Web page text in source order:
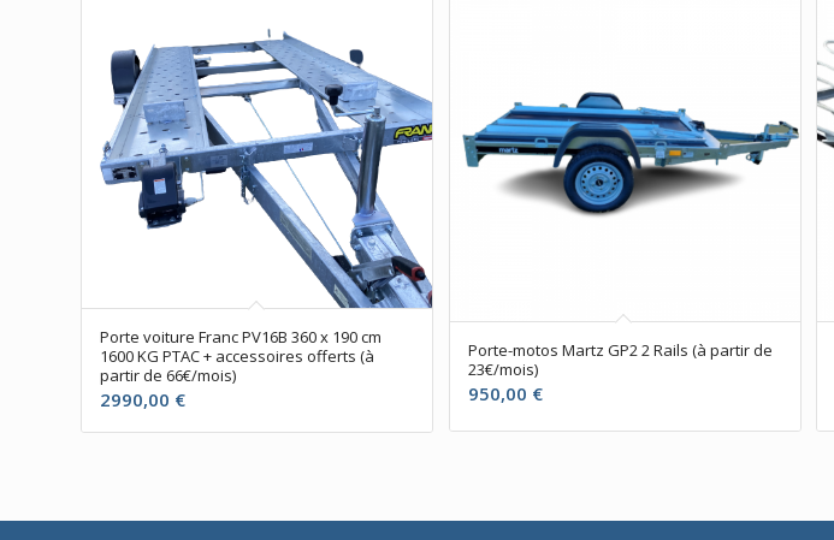
Porte voiture Franc PV16B 360 x 190 cm
1600 KG PTAC + accessoires offerts (à
partir de 66€/mois)
2990,00 €
Porte-motos Martz GP2 2 Rails (à partir de
23€/mois)
950,00 €